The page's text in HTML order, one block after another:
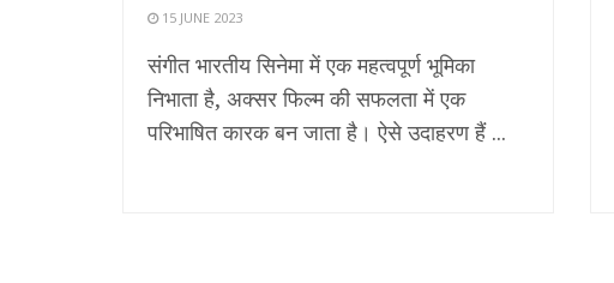
15 JUNE 2023
संगीत भारतीय सिनेमा में एक महत्वपूर्ण भूमिका
निभाता है, अक्सर फिल्म की सफलता में एक
परिभाषित कारक बन जाता है। ऐसे उदाहरण हैं ...